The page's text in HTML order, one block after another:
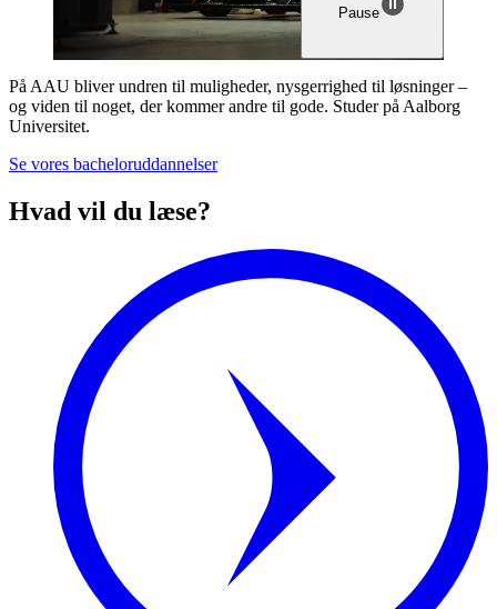
Pause
På AAU bliver undren til muligheder, nysgerrighed til løsninger –
og viden til noget, der kommer andre til gode. Studer på Aalborg
Universitet.
Se vores bacheloruddannelser
Hvad vil du læse?